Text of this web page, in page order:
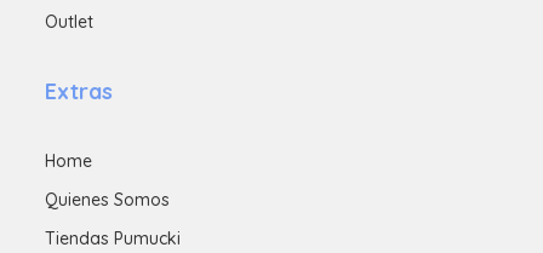
Outlet
Extras
Home
Quienes Somos
Tiendas Pumucki